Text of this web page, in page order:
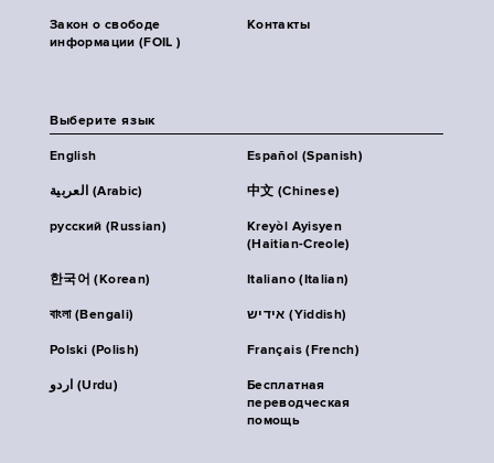
Закон о свободе
информации (FOIL )
Контакты
Выберите язык
English Español (Spanish)
العربية (Arabic) 中文 (Chinese)
русский (Russian)
Kreyòl Ayisyen
(Haitian-Creole)
한국어 (Korean) Italiano (Italian)
বাংলা (Bengali) אידיש (Yiddish)
Polski (Polish) Français (French)
اردو (Urdu)
Бесплатная
переводческая
помощь